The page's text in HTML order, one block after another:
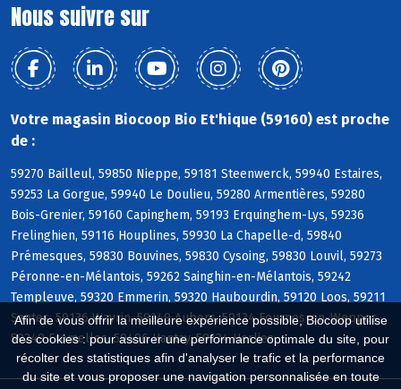
Afin de vous offrir la meilleure expérience possible, Biocoop utilise
des cookies : pour assurer une performance optimale du site, pour
récolter des statistiques afin d'analyser le trafic et la performance
du site et vous proposer une navigation personnalisée en toute
Nous suivre sur
Votre magasin Biocoop Bio Et'hique (59160) est proche
de :
59270 Bailleul, 59850 Nieppe, 59181 Steenwerck, 59940 Estaires,
59253 La Gorgue, 59940 Le Doulieu, 59280 Armentières, 59280
Bois-Grenier, 59160 Capinghem, 59193 Erquinghem-Lys, 59236
Frelinghien, 59116 Houplines, 59930 La Chapelle-d, 59840
Prémesques, 59830 Bouvines, 59830 Cysoing, 59830 Louvil, 59273
Péronne-en-Mélantois, 59262 Sainghin-en-Mélantois, 59242
Templeuve, 59320 Emmerin, 59320 Haubourdin, 59120 Loos, 59211
Santes, 59136 Wavrin, 59249 Aubers, 59134 Fournes-en-Weppes,
59249 Fromelles, 59496 Hantay, 59134 Herlies